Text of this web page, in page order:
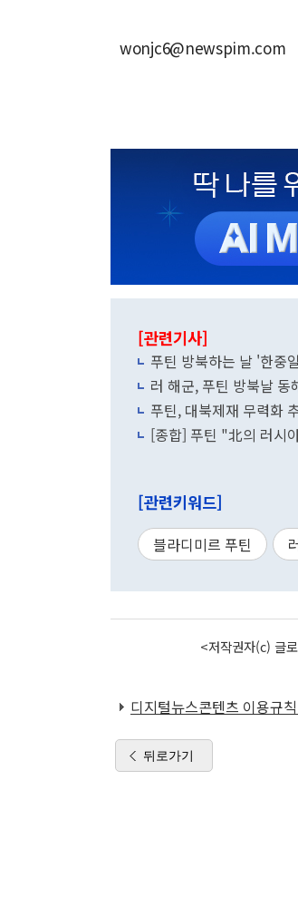
wonjc6@newspim.com
[관련기사]
푸틴 방북하는 날 '한중
러 해군, 푸틴 방북날 동
푸틴, 대북제재 무력화
[종합] 푸틴 "北의 러시
[관련키워드]
블라디미르 푸틴
<저작권자(c) 글
디지털뉴스콘텐츠 이용규
뒤로가기